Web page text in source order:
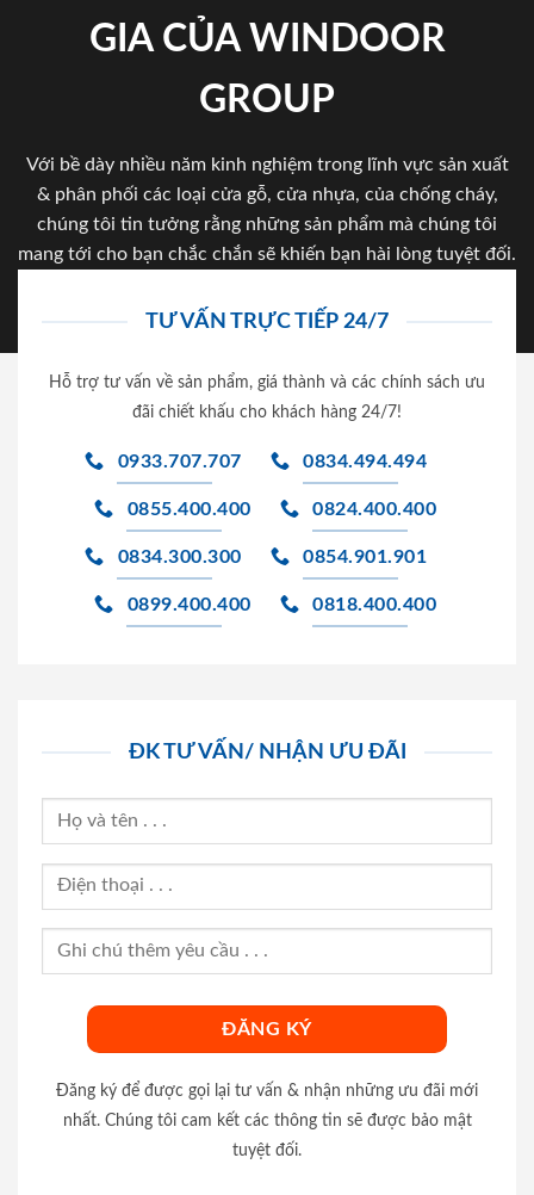
GIA CỦA WINDOOR
GROUP
Với bề dày nhiều năm kinh nghiệm trong lĩnh vực sản xuất
& phân phối các loại cửa gỗ, cửa nhựa, của chống cháy,
chúng tôi tin tưởng rằng những sản phẩm mà chúng tôi
mang tới cho bạn chắc chắn sẽ khiến bạn hài lòng tuyệt đối.
TƯ VẤN TRỰC TIẾP 24/7
Hỗ trợ tư vấn về sản phẩm, giá thành và các chính sách ưu
đãi chiết khấu cho khách hàng 24/7!
0933.707.707 0834.494.494
0855.400.400 0824.400.400
0834.300.300 0854.901.901
0899.400.400 0818.400.400
ĐK TƯ VẤN/ NHẬN ƯU ĐÃI
Đăng ký để được gọi lại tư vấn & nhận những ưu đãi mới
nhất. Chúng tôi cam kết các thông tin sẽ được bảo mật
tuyệt đối.